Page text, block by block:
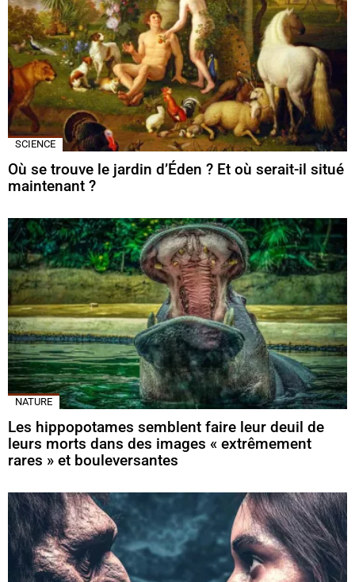
SCIENCE
Où se trouve le jardin d’Éden ? Et où serait-il situé
maintenant ?
NATURE
Les hippopotames semblent faire leur deuil de
leurs morts dans des images « extrêmement
rares » et bouleversantes